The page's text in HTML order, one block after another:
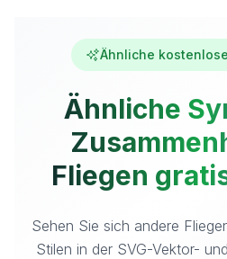
Ähnliche
Ähnliche
Fliegen
Sehen Sie sich andere
Stilen in der SVG-Vektor-